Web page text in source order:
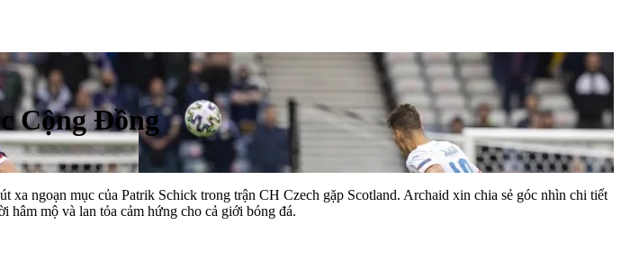
Cộng Đồng
xa ngoạn mục của Patrik Schick trong trận CH Czech gặp Scotland. Archaid xin chia sẻ góc nhìn chi tiết
hâm mộ và lan tỏa cảm hứng cho cả giới bóng đá.